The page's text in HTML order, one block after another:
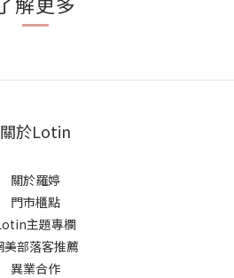
關於Lotin
關於羅婷
門市櫃點
主題專欄
美部落客推薦
異業合作